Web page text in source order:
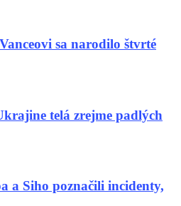
sa narodilo štvrté
telá zrejme padlých
a Siho poznačili incidenty,